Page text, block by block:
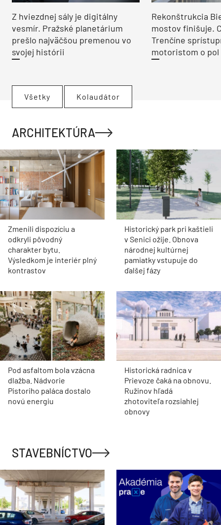
Z hviezdnej sály je digitálny
vesmír. Pražské planetárium
prešlo najväčšou premenou vo
svojej histórii
Rekonštrukcia
mostov finišuje.
Trenčíne
motoristom o pol
Všetky Kolaudátor
ARCHITEKTÚRA
Zmenili dispozíciu a
odkryli pôvodný
charakter bytu.
Výsledkom je interiér plný
kontrastov
Historický park pri kaštieli
v Senici ožije. Obnova
národnej kultúrnej
pamiatky vstupuje do
ďalšej fázy
Pod asfaltom bola vzácna
dlažba. Nádvorie
Pistoriho paláca dostalo
novú energiu
Historická radnica v
Prievoze čaká na obnovu.
Ružinov hľadá
zhotoviteľa rozsiahlej
obnovy
STAVEBNÍCTVO